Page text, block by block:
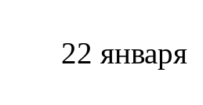
22 января